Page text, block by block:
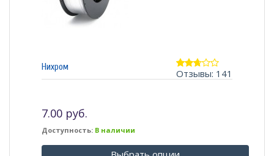
2.62
Отзывы: 141
Нихром
7.00 руб.
Доступность: В наличии